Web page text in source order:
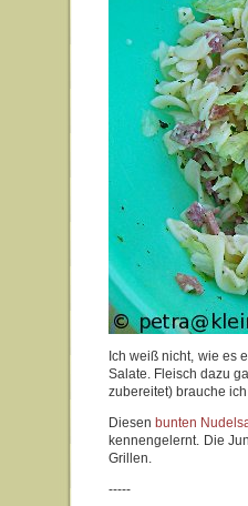
Ich weiß nicht, wie es
Salate. Fleisch dazu
zubereitet) brauche
Diesen bunten
kennengelernt. Die
Grillen.
-----